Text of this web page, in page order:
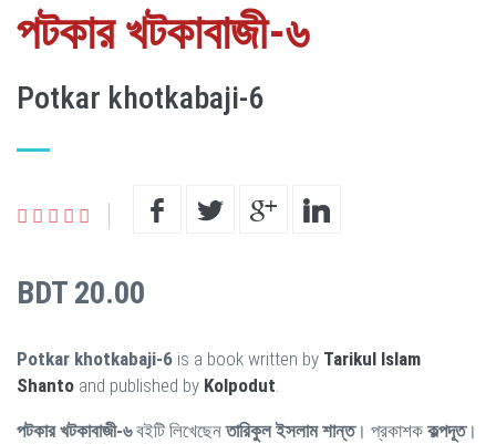
পটকার খটকাবাজী-৬
Potkar khotkabaji-6
BDT 20.00
Potkar khotkabaji-6 is a book written by Tarikul Islam
Shanto and published by Kolpodut
পটকার খটকাবাজী-৬বইটি লিখেছেনতারিকুল ইসলাম শান্ত। প্রকাশক কল্পদূত।